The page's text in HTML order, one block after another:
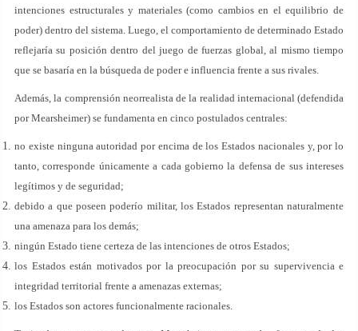
intenciones estructurales y materiales (como cambios en el equilibrio de
poder) dentro del sistema. Luego, el comportamiento de determinado Estado
reflejaría su posición dentro del juego de fuerzas global, al mismo tiempo
que se basaría en la búsqueda de poder e influencia frente a sus rivales.
Además, la comprensión neorrealista de la realidad internacional (defendida
por Mearsheimer) se fundamenta en cinco postulados centrales:
no existe ninguna autoridad por encima de los Estados nacionales y, por lo
tanto, corresponde únicamente a cada gobierno la defensa de sus intereses
legítimos y de seguridad;
debido a que poseen poderío militar, los Estados representan naturalmente
una amenaza para los demás;
ningún Estado tiene certeza de las intenciones de otros Estados;
los Estados están motivados por la preocupación por su supervivencia e
integridad territorial frente a amenazas externas;
los Estados son actores funcionalmente racionales.